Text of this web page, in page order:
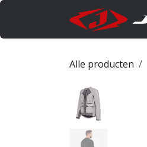
Overslaan naar inhoud
Alle producten